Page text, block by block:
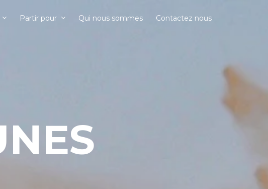
Partir pour Qui nous sommes Contactez nous